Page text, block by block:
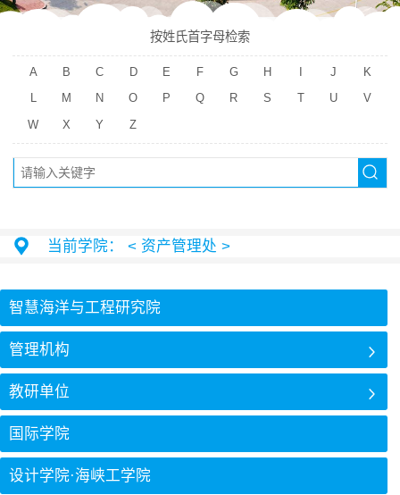
按姓氏首字母检索
A B C D E F G H J
K
L
M N O P Q R S T U
V
W
X Y Z
当前学院： < 资产管理处 >
智慧海洋与工程研究院
管理机构
教研单位
国际学院
设计学院·海峡工学院